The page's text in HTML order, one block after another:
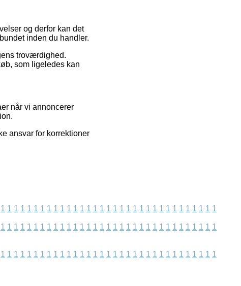
og derfor kan det
inden du handler.
troværdighed.
som ligeledes kan
når vi annoncerer
ansvar for korrektioner
1 1 1 1 1 1 1 1 1 1 1 1 1 1 1 1 1 1 1 1 1 1 1 1 1 1 1 1 1 1 1 1 1
1 1 1 1 1 1 1 1 1 1 1 1 1 1 1 1 1 1 1 1 1 1 1 1 1 1 1 1 1 1 1 1 1
1 1 1 1 1 1 1 1 1 1 1 1 1 1 1 1 1 1 1 1 1 1 1 1 1 1 1 1 1 1 1 1 1